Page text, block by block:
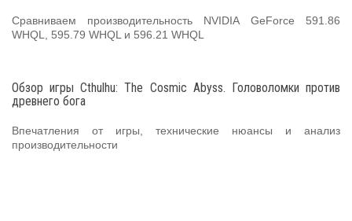
Сравниваем производительность NVIDIA GeForce 591.86
WHQL, 595.79 WHQL и 596.21 WHQL
Обзор игры Cthulhu: The Cosmic Abyss. Головоломки против
древнего бога
Впечатления от игры, технические нюансы и анализ
производительности